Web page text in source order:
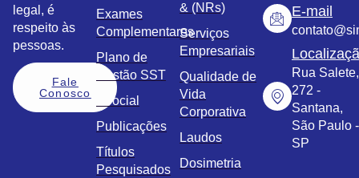
legal, é
respeito às
pessoas.
Fale
Conosco
Exames
Complementares
Plano de
Gestão SST
eSocial
Publicações
Títulos
Pesquisados
& (NRs)
Serviços
Empresariais
Qualidade de
Vida
Corporativa
Laudos
Dosimetria
E-mail
Rua Salete,
272 -
Santana,
São Paulo -
SP